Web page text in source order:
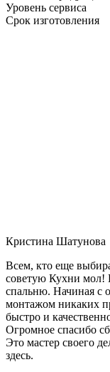
Уровень сервиса
Срок изготовления
Кристина Шатунова
Всем, кто еще
советую Кухни мол!
спальню. Начиная с
монтажом никаких
быстро и
Огромное спасибо
Это мастер своего
здесь.